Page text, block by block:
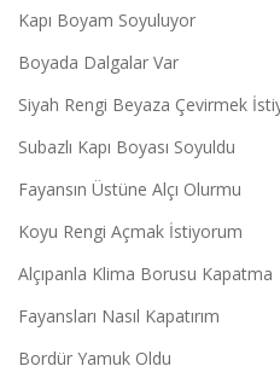
Kapı Boyam Soyuluyor
Boyada Dalgalar Var
Siyah Rengi Beyaza Çevirmek
Subazlı Kapı Boyası Soyuldu
Fayansın Üstüne Alçı Olurmu
Koyu Rengi Açmak İstiyorum
Alçıpanla Klima Borusu Kapatma
Fayansları Nasıl Kapatırım
Bordür Yamuk Oldu